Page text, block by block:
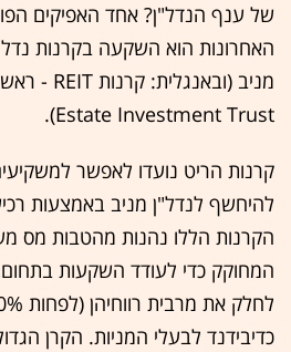
של ענף הנדל"ן? אחד האפיקים
האחרונות הוא השקעה בקרנות
Estate Investment Trust).
קרנות הריט נועדו לאפשר
להיחשף לנדל"ן מניב באמצעות
הקרנות הללו נהנות מהטבות מס
המחוקק כדי לעודד השקעות
כדיבידנד לבעלי המניות. הקרן